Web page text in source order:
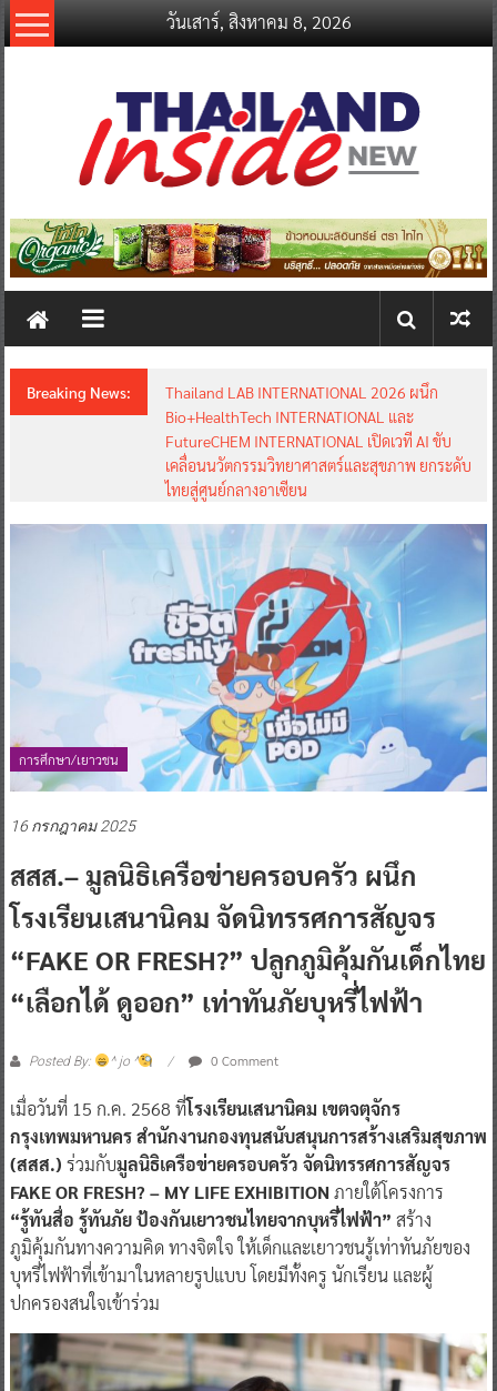
Skip
to
วันเสาร์, สิงหาคม 8, 2026
thailandinsidenew.com
Thailand
New
Breaking News:
Thailand LAB INTERNATIONAL 2026 ผนึก
Bio+HealthTech INTERNATIONAL และ
FutureCHEM INTERNATIONAL เปิดเวที AI ขับ
เคลื่อนนวัตกรรมวิทยาศาสตร์และสุขภาพ ยกระดับ
ไทยสู่ศูนย์กลางอาเซียน
การศึกษา/เยาวชน
16 กรกฎาคม 2025
สสส.– มูลนิธิเครือข่ายครอบครัว ผนึก
โรงเรียนเสนานิคม จัดนิทรรศการสัญจร
“FAKE OR FRESH?” ปลูกภูมิคุ้มกันเด็กไทย
“เลือกได้ ดูออก” เท่าทันภัยบุหรี่ไฟฟ้า
Posted By: ^ jo ^ 0 Comment
เมื่อวันที่ 15 ก.ค. 2568 ที่โรงเรียนเสนานิคม เขตจตุจักร
กรุงเทพมหานคร สำนักงานกองทุนสนับสนุนการสร้างเสริมสุขภาพ
(สสส.) ร่วมกับมูลนิธิเครือข่ายครอบครัว จัดนิทรรศการสัญจร
FAKE OR FRESH? – MY LIFE EXHIBITION ภายใต้โครงการ
“รู้ทันสื่อ รู้ทันภัย ป้องกันเยาวชนไทยจากบุหรี่ไฟฟ้า” สร้าง
ภูมิคุ้มกันทางความคิด ทางจิตใจ ให้เด็กและเยาวชนรู้เท่าทันภัยของ
บุหรี่ไฟฟ้าที่เข้ามาในหลายรูปแบบ โดยมีทั้งครู นักเรียน และผู้
ปกครองสนใจเข้าร่วม